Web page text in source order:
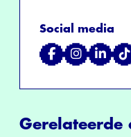
Social media
Gerelateerde